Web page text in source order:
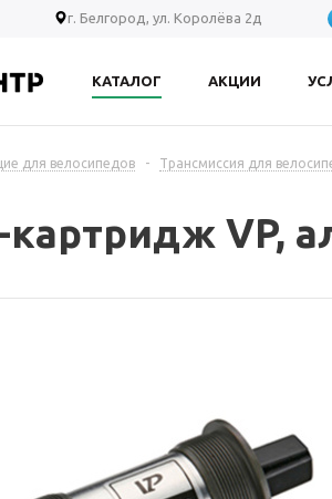
г. Белгород, ул. Королёва 2д
КАТАЛОГ АКЦИИ
для велосипедов - Трансмиссия для
картридж VP,